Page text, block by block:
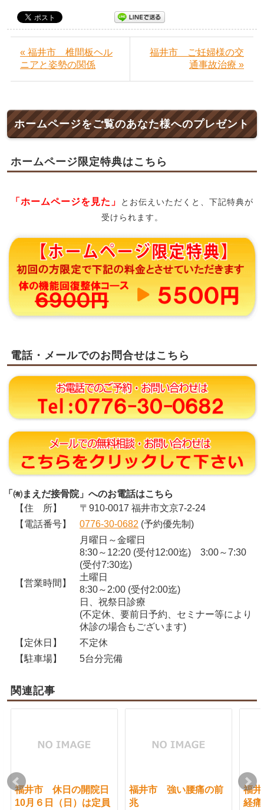
« 福井市 椎間板ヘル
ニアと姿勢の関係
福井市 ご妊婦様の交
通事故治療 »
ホームページをご覧のあなた様へのプレゼント
ホームページ限定特典はこちら
「ホームページを見た」
とお伝えいただくと、下記特典が
受けられます。
電話・メールでのお問合せはこちら
「㈲まえだ接骨院」へのお電話はこちら
【住 所】
〒910-0017 福井市文京7-2-24
【電話番号】
0776-30-0682 (予約優先制)
【営業時間】
月曜日～金曜日
8:30～12:20 (受付12:00迄) 3:00～7:30
(受付7:30迄)
土曜日
8:30～2:00 (受付2:00迄)
日、祝祭日診療
(不定休、要前日予約、セミナー等により
休診の場合もございます)
【定休日】
不定休
【駐車場】
5台分完備
関連記事
福井市 休日の開院日
10月６日（日）は定員
福井市 強い腰痛の前
兆
福
経